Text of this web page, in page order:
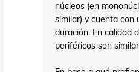
núcleos (en
similar) y cuenta con
duración. En calidad
periféricos son